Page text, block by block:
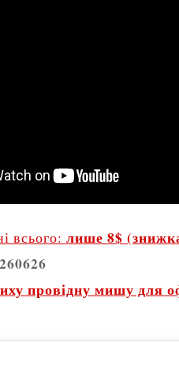
всього: лише 8$
провідну мишу для